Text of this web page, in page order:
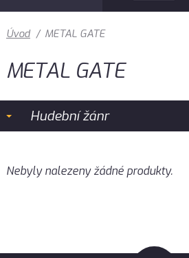
Úvod / METAL GATE
METAL GATE
Hudební žánr
Nebyly nalezeny žádné produkty.